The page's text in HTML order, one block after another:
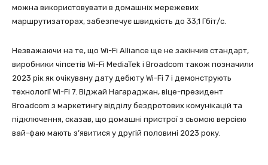
можна використовувати в домашніх мережевих
маршрутизаторах, забезпечує швидкість до 33,1 Гбіт/с.
Незважаючи на те, що Wi-Fi Alliance ще не закінчив стандарт,
виробники чіпсетів Wi-Fi MediaTek і Broadcom також позначили
2023 рік як очікувану дату дебюту Wi-Fi 7 і демонструють
технології Wi-Fi 7. Віджай Нагараджан, віце-президент
Broadcom з маркетингу відділу бездротових комунікацій та
підключення, сказав, що домашні пристрої з сьомою версією
вай-фаю мають з’явитися у другій половині 2023 року.